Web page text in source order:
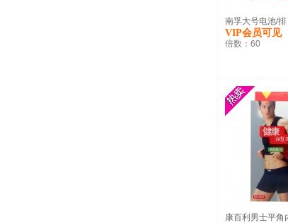
南孚大号电池/排
VIP会员可见
倍数： 60
康百利男士平角